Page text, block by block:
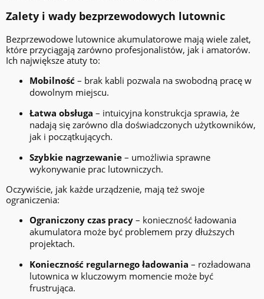
Zalety i wady bezprzewodowych lutownic
Bezprzewodowe lutownice akumulatorowe mają wiele zalet,
które przyciągają zarówno profesjonalistów, jak i amatorów.
Ich największe atuty to:
Mobilność – brak kabli pozwala na swobodną pracę w
dowolnym miejscu.
Łatwa obsługa – intuicyjna konstrukcja sprawia, że
nadają się zarówno dla doświadczonych użytkowników,
jak i początkujących.
Szybkie nagrzewanie – umożliwia sprawne
wykonywanie prac lutowniczych.
Oczywiście, jak każde urządzenie, mają też swoje
ograniczenia:
Ograniczony czas pracy – konieczność ładowania
akumulatora może być problemem przy dłuższych
projektach.
Konieczność regularnego ładowania – rozładowana
lutownica w kluczowym momencie może być
frustrująca.